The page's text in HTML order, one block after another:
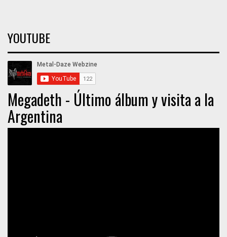
YOUTUBE
Megadeth - Último álbum y visita a la
Argentina